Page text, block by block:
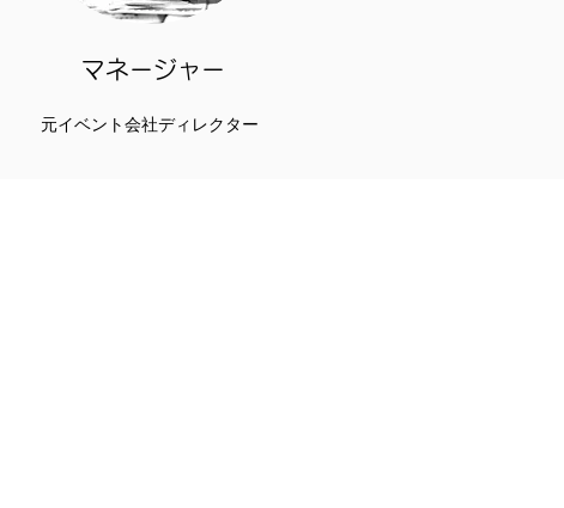
​マネージャー
​元イベント会社ディレクター